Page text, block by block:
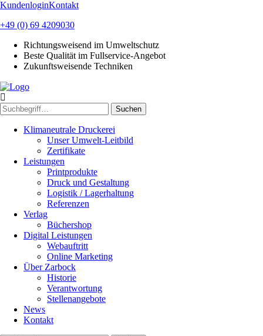
KundenloginKontakt
+49 (0) 69 4209030
Richtungsweisend im Umweltschutz
Beste Qualität im Fullservice-Angebot
Zukunftsweisende Techniken
Suchen
Klimaneutrale Druckerei
Unser Umwelt-Leitbild
Zertifikate
Leistungen
Printprodukte
Druck und Gestaltung
Logistik / Lagerhaltung
Referenzen
Verlag
Büchershop
Digital Leistungen
Webauftritt
Online Marketing
Über Zarbock
Historie
Verantwortung
Stellenangebote
News
Kontakt